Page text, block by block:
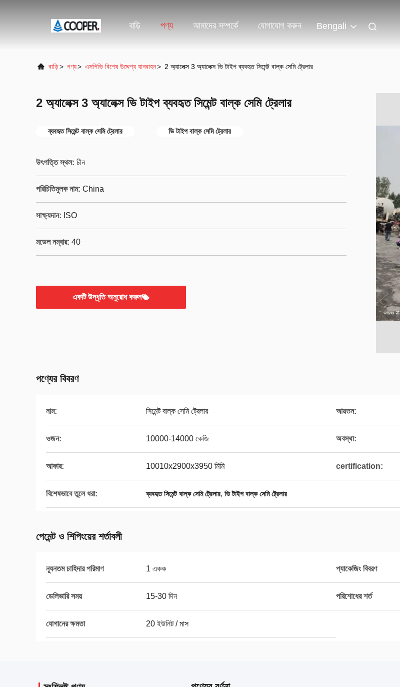
বাড়ি পণ্য আমাদের সম্পর্কে যোগাযোগ করুন Bengali
বাড়ি> পণ্য> এসপিভি বিশেষ উদ্দেশ্য যানবাহন> 2 অ্যালেক্স 3 অ্যালেক্স ভি টাইপ ব্যবহৃত সিমেন্ট বাল্ক সেমি ট্রেলার
2 অ্যালেক্স 3 অ্যালেক্স ভি টাইপ ব্যবহৃত সিমেন্ট বাল্ক সেমি ট্রেলার
ব্যবহৃত সিমেন্ট বাল্ক সেমি ট্রেলার ভি টাইপ বাল্ক সেমি ট্রেলার
উৎপত্তি স্থল: চীন
পরিচিতিমুলক নাম: China
সাক্ষ্যদান: ISO
মডেল নম্বার: 40
একটি উদ্ধৃতি অনুরোধ করুন
পণ্যের বিবরণ
নাম: সিমেন্ট বাল্ক সেমি ট্রেলার আয়তন:
ওজন: 10000-14000 কেজি অবস্থা:
আকার: 10010x2900x3950 মিমি certification:
বিশেষভাবে তুলে ধরা: ব্যবহৃত সিমেন্ট বাল্ক সেমি ট্রেলার, ভি টাইপ বাল্ক সেমি ট্রেলার
পেমেন্ট ও শিপিংয়ের শর্তাবলী
ন্যূনতম চাহিদার পরিমাণ 1 একক প্যাকেজিং বিবরণ
ডেলিভারি সময় 15-30 দিন পরিশোধের শর্ত
যোগানের ক্ষমতা 20 ইউনিট / মাস